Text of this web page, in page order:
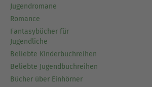
Jugendromane
Romance
Fantasybücher für
Jugendliche
Beliebte Kinderbuchreihen
Beliebte Jugendbuchreihen
Bücher über Einhörner